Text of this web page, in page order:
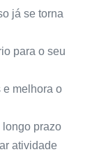
já se torna
para o seu
melhora o
longo prazo
atividade